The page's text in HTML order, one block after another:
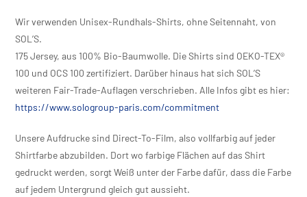
Wir verwenden Unisex-Rundhals-Shirts, ohne Seitennaht, von
SOL’S.
175 Jersey, aus 100% Bio-Baumwolle. Die Shirts sind OEKO-TEX®
100 und OCS 100 zertifiziert. Darüber hinaus hat sich SOL’S
weiteren Fair-Trade-Auflagen verschrieben. Alle Infos gibt es hier:
https://www.sologroup-paris.com/commitment
Unsere Aufdrucke sind Direct-To-Film, also vollfarbig auf jeder
Shirtfarbe abzubilden. Dort wo farbige Flächen auf das Shirt
gedruckt werden, sorgt Weiß unter der Farbe dafür, dass die Farbe
auf jedem Untergrund gleich gut aussieht.